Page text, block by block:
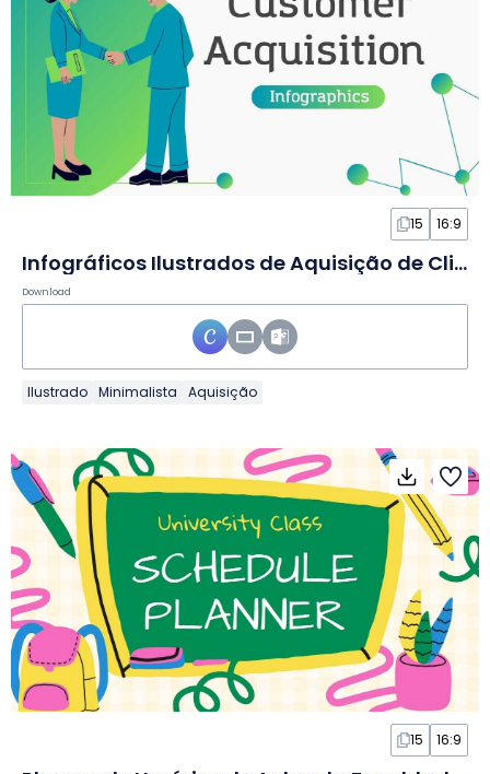
15 16:9
Infográficos Ilustrados de Aquisição de Clientes em Slides
Download
Ilustrado Minimalista Aquisição
15 16:9